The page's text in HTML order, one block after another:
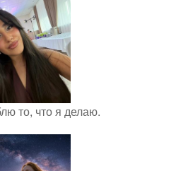
то, что я делаю.